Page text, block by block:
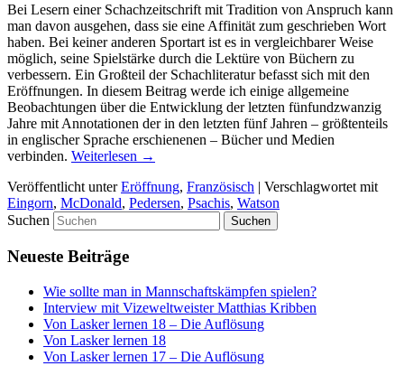
Bei Lesern einer Schachzeitschrift mit Tradition von Anspruch kann
man davon ausgehen, dass sie eine Affinität zum geschrieben Wort
haben. Bei keiner anderen Sportart ist es in vergleichbarer Weise
möglich, seine Spielstärke durch die Lektüre von Büchern zu
verbessern. Ein Großteil der Schachliteratur befasst sich mit den
Eröffnungen. In diesem Beitrag werde ich einige allgemeine
Beobachtungen über die Entwicklung der letzten fünfundzwanzig
Jahre mit Annotationen der in den letzten fünf Jahren – größtenteils
in englischer Sprache erschienenen – Bücher und Medien
verbinden. Weiterlesen →
Veröffentlicht unter Eröffnung, Französisch | Verschlagwortet mit
Eingorn, McDonald, Pedersen, Psachis, Watson
Suchen
Neueste Beiträge
Wie sollte man in Mannschaftskämpfen spielen?
Interview mit Vizeweltweister Matthias Kribben
Von Lasker lernen 18 – Die Auflösung
Von Lasker lernen 18
Von Lasker lernen 17 – Die Auflösung